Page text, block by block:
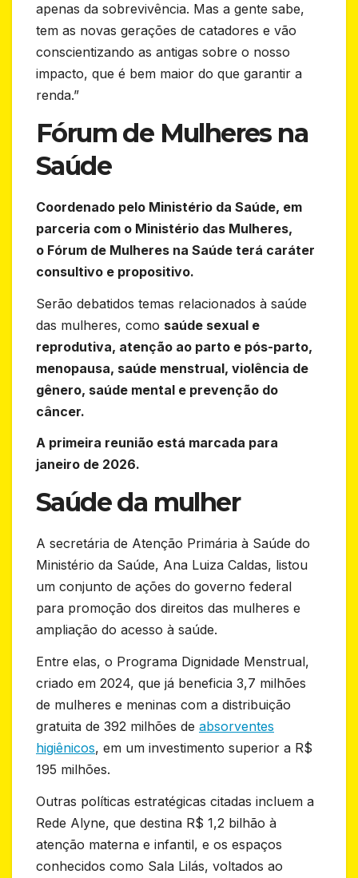
apenas da sobrevivência. Mas a gente sabe,
tem as novas gerações de catadores e vão
conscientizando as antigas sobre o nosso
impacto, que é bem maior do que garantir a
renda.”
Fórum de Mulheres na
Saúde
Coordenado pelo Ministério da Saúde, em
parceria com o Ministério das Mulheres,
o Fórum de Mulheres na Saúde terá caráter
consultivo e propositivo.
Serão debatidos temas relacionados à saúde
das mulheres, como saúde sexual e
reprodutiva, atenção ao parto e pós-parto,
menopausa, saúde menstrual, violência de
gênero, saúde mental e prevenção do
câncer.
A primeira reunião está marcada para
janeiro de 2026.
Saúde da mulher
A secretária de Atenção Primária à Saúde do
Ministério da Saúde, Ana Luiza Caldas, listou
um conjunto de ações do governo federal
para promoção dos direitos das mulheres e
ampliação do acesso à saúde.
Entre elas, o Programa Dignidade Menstrual,
criado em 2024, que já beneficia 3,7 milhões
de mulheres e meninas com a distribuição
gratuita de 392 milhões de absorventes
higiênicos, em um investimento superior a R$
195 milhões.
Outras políticas estratégicas citadas incluem a
Rede Alyne, que destina R$ 1,2 bilhão à
atenção materna e infantil, e os espaços
conhecidos como Sala Lilás, voltados ao